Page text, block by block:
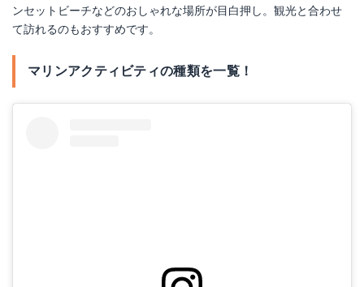
ンセットビーチなどのおしゃれな場所が目白押し。観光と合わせ
て訪れるのもおすすめです。
マリンアクティビティの種類を一覧！